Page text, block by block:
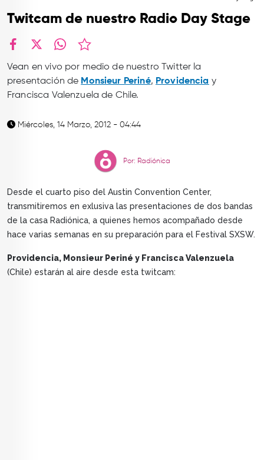
Twitcam de nuestro Radio Day Stage
Vean en vivo por medio de nuestro Twitter la
presentación de Monsieur Periné, Providencia y
Francisca Valenzuela de Chile.
Miércoles, 14 Marzo, 2012 - 04:44
Por: Radiónica
Desde el cuarto piso del Austin Convention Center,
transmitiremos en exlusiva las presentaciones de dos bandas
de la casa Radiónica, a quienes hemos acompañado desde
hace varias semanas en su preparación para el Festival SXSW.
Providencia, Monsieur Periné y Francisca Valenzuela
(Chile) estarán al aire desde esta twitcam: